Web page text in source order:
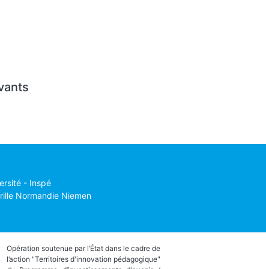
- Inspé
Normandie Niemen
Opération soutenue par l’État dans le cadre de
l’action "Territoires d'innovation pédagogique"